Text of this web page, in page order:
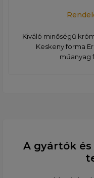
Kiváló minőségű
Keskeny forma
műanyag
A gyártók